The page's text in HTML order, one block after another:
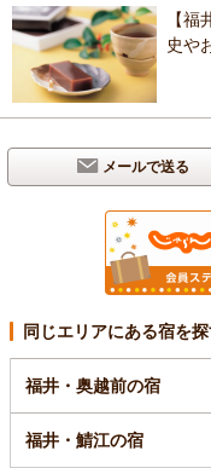
【
史や
メールで送る
同じエリアにある宿を
福井・奥越前の宿
福井・鯖江の宿